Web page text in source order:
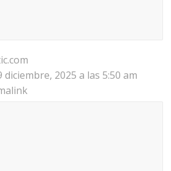
diciembre, 2025 a las 5:50 am